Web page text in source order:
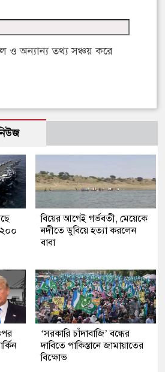
ও অন্যান্য তথ্য সঞ্চয় করে
২০০
বিয়ের আগেই গর্ভবতী, মেয়েকে
নদীতে ডুবিয়ে হত্যা করলেন
বাবা
‘সরকারি চাঁদাবাজি’ বন্ধের
দাবিতে পাকিস্তানে জামায়াতের
বিক্ষোভ